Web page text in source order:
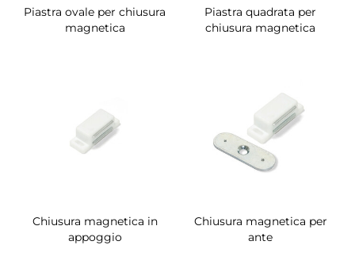
Piastra ovale per chiusura
magnetica
Piastra quadrata per
chiusura magnetica
Chiusura magnetica in
appoggio
Chiusura magnetica per
ante